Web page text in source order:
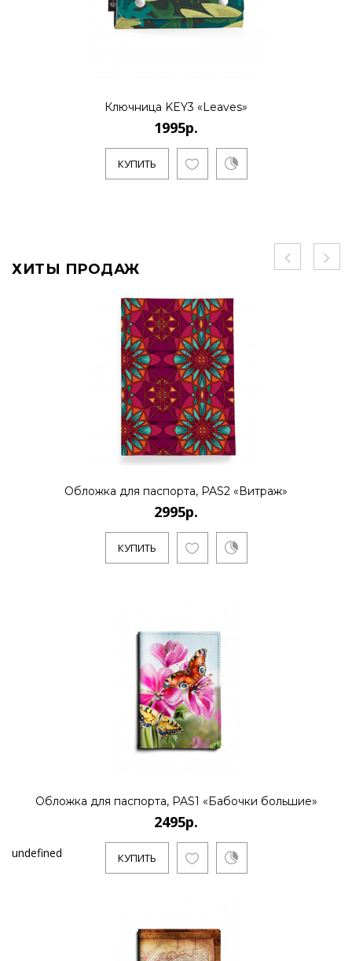
Ключница KEY3 «Leaves»
1995р.
КУПИТЬ
ХИТЫ ПРОДАЖ
Обложка для паспорта, PAS2 «Витраж»
2995р.
КУПИТЬ
Обложка для паспорта, PAS1 «Бабочки большие»
2495р.
КУПИТЬ
undefined